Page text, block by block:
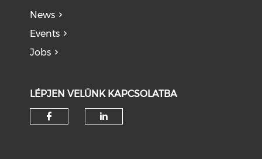
News
Events
Jobs
LÉPJEN VELÜNK KAPCSOLATBA